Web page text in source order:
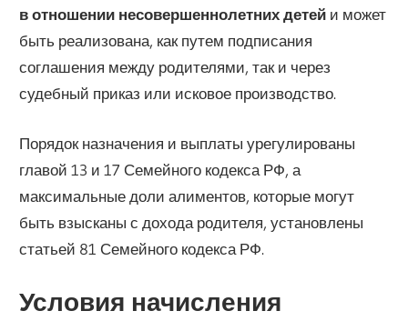
в отношении несовершеннолетних детей и может
быть реализована, как путем подписания
соглашения между родителями, так и через
судебный приказ или исковое производство.
Порядок назначения и выплаты урегулированы
главой 13 и 17 Семейного кодекса РФ, а
максимальные доли алиментов, которые могут
быть взысканы с дохода родителя, установлены
статьей 81 Семейного кодекса РФ.
Условия начисления